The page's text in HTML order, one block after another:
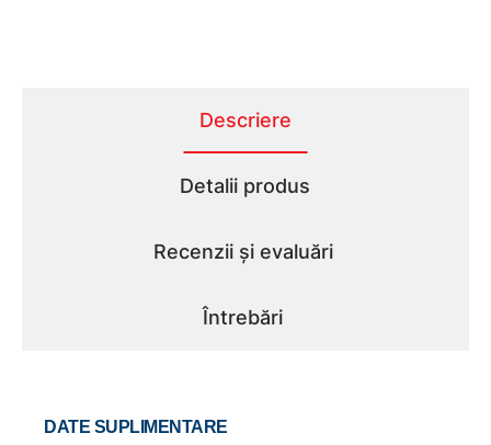
Descriere
Detalii produs
Recenzii și evaluări
Întrebări
DATE SUPLIMENTARE